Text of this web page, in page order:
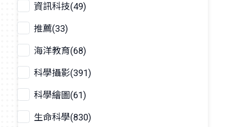
資訊科技(49)
推薦(33)
海洋教育(68)
科學攝影(391)
科學繪圖(61)
生命科學(830)